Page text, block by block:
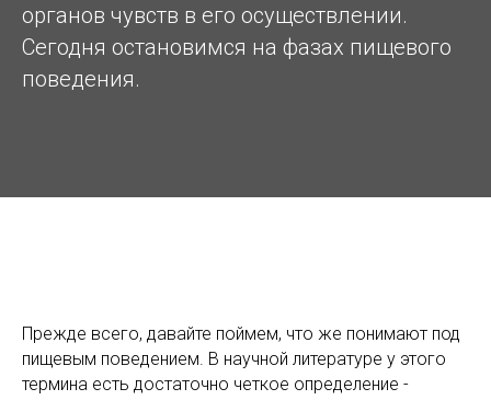
органов чувств в его осуществлении.
Сегодня остановимся на фазах пищевого
поведения.
Прежде всего, давайте поймем, что же понимают под
пищевым поведением. В научной литературе у этого
термина есть достаточно четкое определение -